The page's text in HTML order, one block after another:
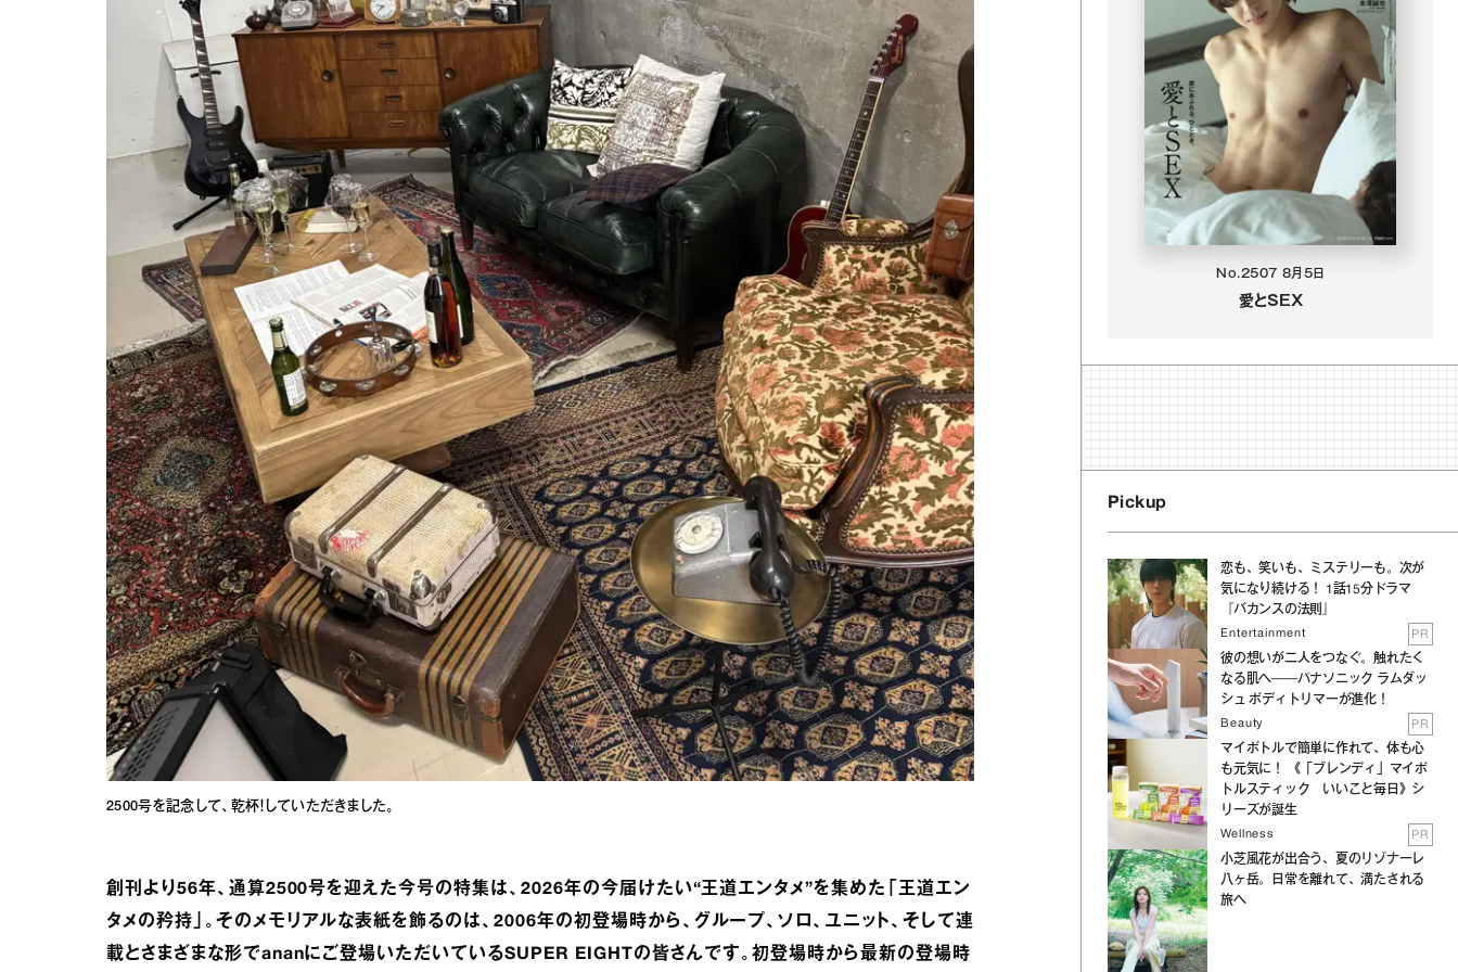
2500号を記念して、乾杯！していただきました。
創刊より56年、通算2500号を迎えた今号の特集は、2026年の今届けたい“王道エンタメ”を集めた「王道エン
タメの矜持」。そのメモリアルな表紙を飾るのは、2006年の初登場時から、グループ、ソロ、ユニット、そして連
載とさまざまな形でananにご登場いただいているSUPER EIGHTの皆さんです。初登場時から最新の登場時
No.2507 8月5日
愛とSEX
Pickup
恋も、笑いも、ミステリーも。次が
気になり続ける！ 1話15分ドラマ
『バカンスの法則』
Entertainment PR
彼の想いが二人をつなぐ。触れたく
なる肌へ──パナソニック ラムダッ
シュ ボディトリマーが進化！
Beauty PR
マイボトルで簡単に作れて、体も心
も元気に！ 《「ブレンディ」マイボ
トルスティック いいこと毎日》シ
リーズが誕生
Wellness PR
小芝風花が出合う、夏のリゾナーレ
八ヶ岳。日常を離れて、満たされる
旅へ